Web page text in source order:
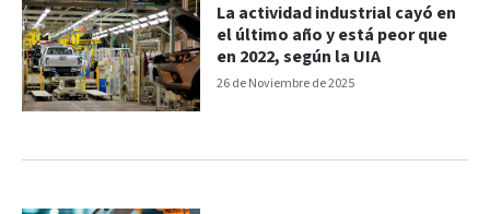
26 de Noviembre de 2025
La actividad industrial cayó en
el último año y está peor que
en 2022, según la UIA